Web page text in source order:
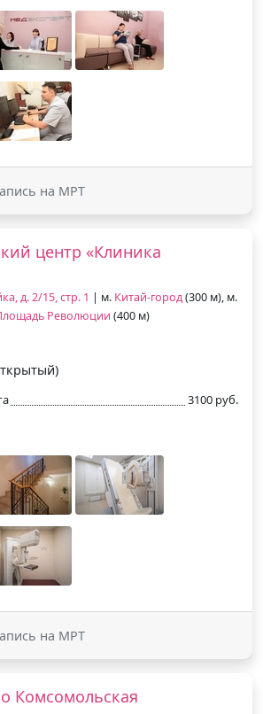
на МРТ
центр «Клиника
д. 2/15, стр. 1 | м. Китай-город(300 м), м.
Революции (400 м)
3100 руб.
на МРТ
Комсомольская